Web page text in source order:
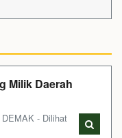
Milik Daerah
- Dilihat